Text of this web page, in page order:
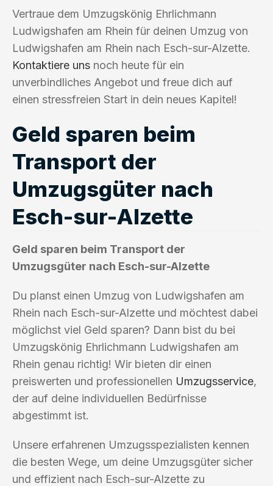
Vertraue dem Umzugskönig Ehrlichmann
Ludwigshafen am Rhein für deinen Umzug von
Ludwigshafen am Rhein nach Esch-sur-Alzette.
Kontaktiere uns noch heute für ein
unverbindliches Angebot und freue dich auf
einen stressfreien Start in dein neues Kapitel!
Geld sparen beim
Transport der
Umzugsgüter nach
Esch-sur-Alzette
Geld sparen beim Transport der
Umzugsgüter nach Esch-sur-Alzette
Du planst einen Umzug von Ludwigshafen am
Rhein nach Esch-sur-Alzette und möchtest dabei
möglichst viel Geld sparen? Dann bist du bei
Umzugskönig Ehrlichmann Ludwigshafen am
Rhein genau richtig! Wir bieten dir einen
preiswerten und professionellen Umzugsservice,
der auf deine individuellen Bedürfnisse
abgestimmt ist.
Unsere erfahrenen Umzugsspezialisten kennen
die besten Wege, um deine Umzugsgüter sicher
und effizient nach Esch-sur-Alzette zu